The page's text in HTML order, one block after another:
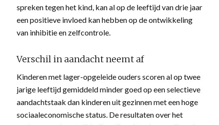
spreken tegen het kind, kan al op de leeftijd van drie jaar
een positieve invloed kan hebben op de ontwikkeling
van inhibitie en zelfcontrole.
Verschil in aandacht neemt af
Kinderen met lager-opgeleide ouders scoren al op twee
jarige leeftijd gemiddeld minder goed op een selectieve
aandachtstaak dan kinderen uit gezinnen met een hoge
sociaaleconomische status. De resultaten over het